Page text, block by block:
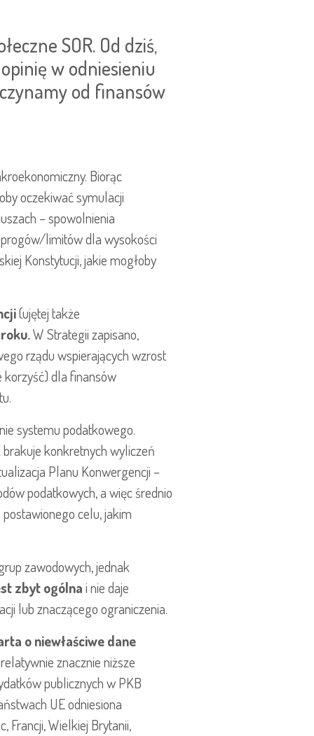
SOR. Od dziś,
w odniesieniu
od finansów
Biorąc
oczekiwać symulacji
– spowolnienia
limitów dla wysokości
Konstytucji, jakie mogłoby
(ujętej także
W Strategii zapisano,
rządu wspierających wzrost
korzyść) dla finansów
systemu podatkowego.
konkretnych wyliczeń
Planu Konwergencji –
podatkowych, a więc średnio
celu, jakim
zawodowych, jednak
zbyt ogólnai nie daje
lub znaczącego ograniczenia.
o niewłaściwe dane
znacznie niższe
publicznych w PKB
UE odniesiona
Francji, Wielkiej Brytanii,